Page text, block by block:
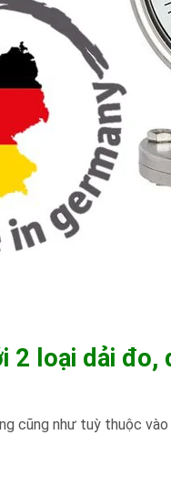
2 loại dải đo,
cũng như tuỳ thuộc